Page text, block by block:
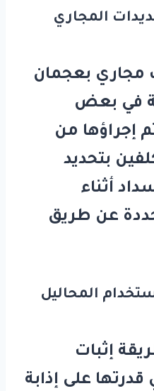
المجاري
بعجمان
في بعض
إجراؤها من
بتحديد
أثناء
عن طريق
المحاليل
إثبات
على إذابة